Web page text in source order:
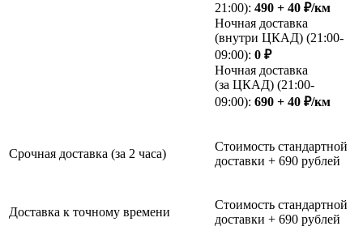
21:00): 490 + 40 ₽/км
Ночная доставка
(внутри ЦКАД) (21:00-
09:00): 0 ₽
Ночная доставка
(за ЦКАД) (21:00-
09:00): 690 + 40 ₽/км
Срочная доставка (за 2 часа)
Стоимость стандартной
доставки + 690 рублей
Доставка к точному времени
Стоимость стандартной
доставки + 690 рублей